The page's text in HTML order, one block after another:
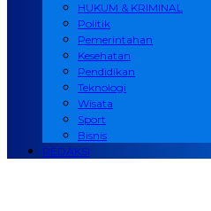
HUKUM & KRIMINAL
Politik
Pemerintahan
Kesehatan
Pendidikan
Teknologi
Wisata
Sport
Bisnis
REDAKSI